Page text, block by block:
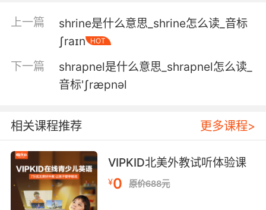
狂吃零食 尖叫发泄一下
5. This thing is so fixated on its prey, all it
does is pound the walls of its cell, shrieking
her name.
他是如此专注于自己的猎物 全身每个细胞都在尖
叫 尖叫着她的名字
6. I must surprise a band of thieves and burn
them alive one by one in a symphony of
shrieks.
上一篇
shrine是什么意思_shrine怎么读_音标
ʃraɪn
HOT
下一篇
shrapnel是什么意思_shrapnel怎么读_
音标'ʃræpnəl
相关课程推荐 更多课程>
VIPKID北美外教试听体验课
¥0 原价688元